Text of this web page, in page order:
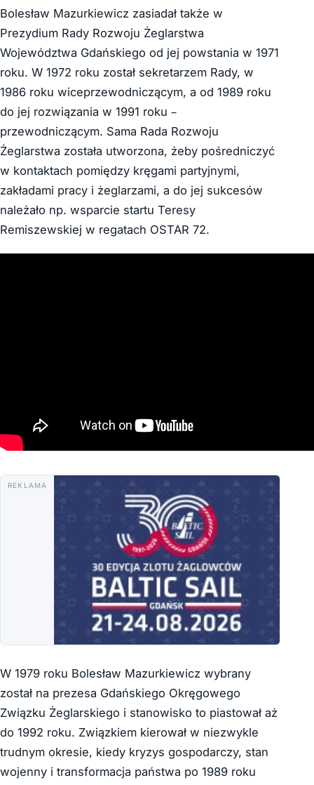
Bolesław Mazurkiewicz zasiadał także w
Prezydium Rady Rozwoju Żeglarstwa
Województwa Gdańskiego od jej powstania w 1971
roku. W 1972 roku został sekretarzem Rady, w
1986 roku wiceprzewodniczącym, a od 1989 roku
do jej rozwiązania w 1991 roku –
przewodniczącym. Sama Rada Rozwoju
Żeglarstwa została utworzona, żeby pośredniczyć
w kontaktach pomiędzy kręgami partyjnymi,
zakładami pracy i żeglarzami, a do jej sukcesów
należało np. wsparcie startu Teresy
Remiszewskiej w regatach OSTAR 72.
REKLAMA
W 1979 roku Bolesław Mazurkiewicz wybrany
został na prezesa Gdańskiego Okręgowego
Związku Żeglarskiego i stanowisko to piastował aż
do 1992 roku. Związkiem kierował w niezwykle
trudnym okresie, kiedy kryzys gospodarczy, stan
wojenny i transformacja państwa po 1989 roku